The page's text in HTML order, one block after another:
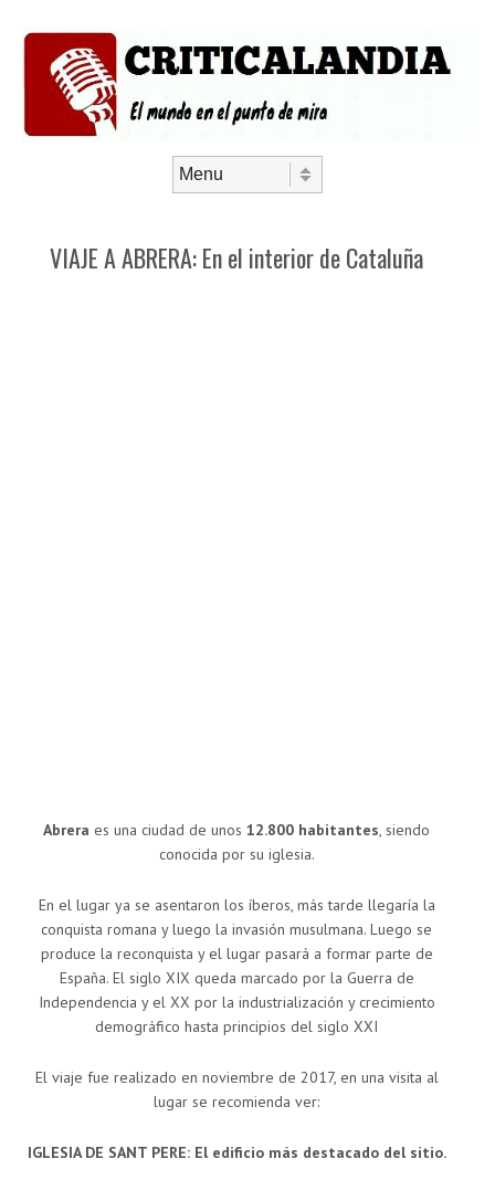
VIAJE A ABRERA: En el interior de Cataluña
Abrera es una ciudad de unos 12.800 habitantes, siendo
conocida por su iglesia.
En el lugar ya se asentaron los íberos, más tarde llegaría la
conquista romana y luego la invasión musulmana. Luego se
produce la reconquista y el lugar pasará a formar parte de
España. El siglo XIX queda marcado por la Guerra de
Independencia y el XX por la industrialización y crecimiento
demográfico hasta principios del siglo XXI
El viaje fue realizado en noviembre de 2017, en una visita al
lugar se recomienda ver:
IGLESIA DE SANT PERE: El edificio más destacado del sitio.